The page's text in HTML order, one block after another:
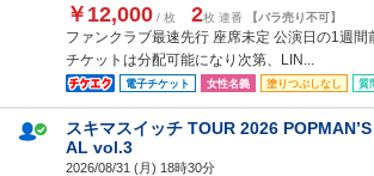
￥12,000 / 枚 2枚 連番 【バラ売り不可】
ファンクラブ最速先行 座席未定 公演日の1週間
チケットは分配可能になり次第、LIN...
電子チケット 女性名義 塗りつぶしなし 質
スキマスイッチ TOUR 2026
AL vol.3
2026/08/31 (月) 18時30分